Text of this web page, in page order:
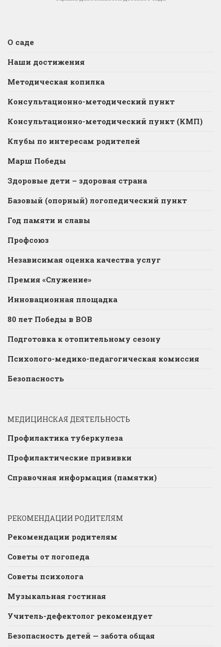
О саде
Наши достижения
Методическая копилка
Консультационно-методический пункт
Консультационно-методический пункт (КМП)
Клубы по интересам родителей
Марш Победы
Здоровые дети – здоровая страна
Базовый (опорный) логопедический пункт
Год памяти и славы
Профсоюз
Независимая оценка качества услуг
Премия «Служение»
Инновационная площадка
80 лет Победы в ВОВ
Подготовка к отопительному сезону
Психолого-медико-педагогическая комиссия
Безопасность
МЕДИЦИНСКАЯ ДЕЯТЕЛЬНОСТЬ
Профилактика туберкулеза
Профилактические прививки
Справочная информация (памятки)
РЕКОМЕНДАЦИИ РОДИТЕЛЯМ
Рекомендации родителям
Советы от логопеда
Советы психолога
Музыкальная гостиная
Учитель-дефектолог рекомендует
Безопасность детей — забота общая